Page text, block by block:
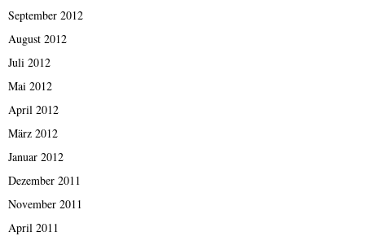
September 2012
August 2012
Juli 2012
Mai 2012
April 2012
März 2012
Januar 2012
Dezember 2011
November 2011
April 2011